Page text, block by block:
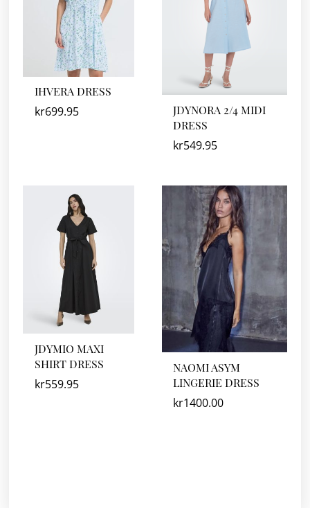
IHVERA DRESS
kr699.95
JDYNORA 2/4 MIDI
DRESS
kr549.95
JDYMIO MAXI
SHIRT DRESS
kr559.95
NAOMI ASYM
LINGERIE DRESS
kr1400.00